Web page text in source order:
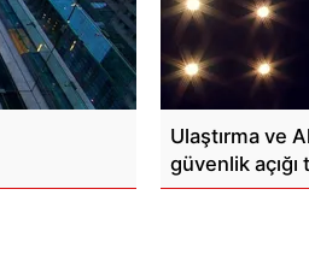
Ulaştırma ve
güvenlik